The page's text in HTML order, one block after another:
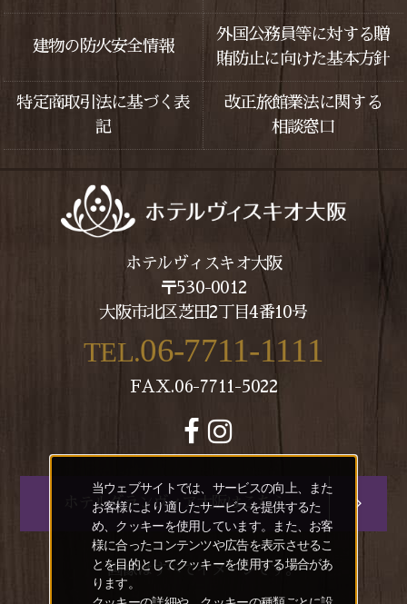
建物の防火安全情報
外国公務員等に対する贈
賄防止に向けた基本方針
特定商取引法に基づく表
記
改正旅館業法に関する
相談窓口
ホテルヴィスキオ大阪
〒530-0012
大阪市北区芝田2丁目4番10号
TEL.06-7711-1111
FAX.06-7711-5022
ホテルグランヴィア大阪はこちら
画像はすべてイメージです。
当ウェブサイトでは、サービスの向上、また
お客様により適したサービスを提供するた
め、クッキーを使用しています。また、お客
様に合ったコンテンツや広告を表示させるこ
とを目的としてクッキーを使用する場合があ
ります。